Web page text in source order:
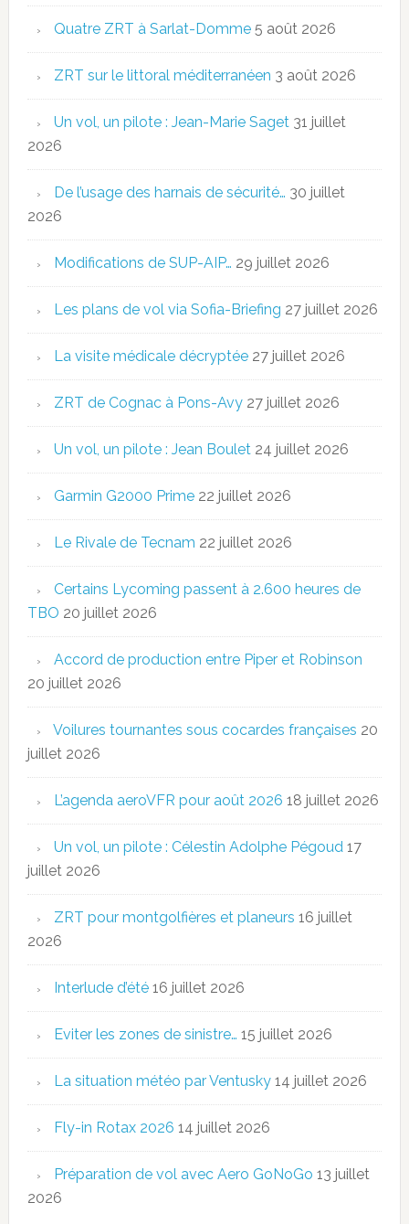
Quatre ZRT à Sarlat-Domme 5 août 2026
ZRT sur le littoral méditerranéen 3 août 2026
Un vol, un pilote : Jean-Marie Saget 31 juillet
2026
De l’usage des harnais de sécurité… 30 juillet
2026
Modifications de SUP-AIP… 29 juillet 2026
Les plans de vol via Sofia-Briefing 27 juillet 2026
La visite médicale décryptée 27 juillet 2026
ZRT de Cognac à Pons-Avy 27 juillet 2026
Un vol, un pilote : Jean Boulet 24 juillet 2026
Garmin G2000 Prime 22 juillet 2026
Le Rivale de Tecnam 22 juillet 2026
Certains Lycoming passent à 2.600 heures de
TBO 20 juillet 2026
Accord de production entre Piper et Robinson
20 juillet 2026
Voilures tournantes sous cocardes françaises 20
juillet 2026
L’agenda aeroVFR pour août 2026 18 juillet 2026
Un vol, un pilote : Célestin Adolphe Pégoud 17
juillet 2026
ZRT pour montgolfières et planeurs 16 juillet
2026
Interlude d’été 16 juillet 2026
Eviter les zones de sinistre… 15 juillet 2026
La situation météo par Ventusky 14 juillet 2026
Fly-in Rotax 2026 14 juillet 2026
Préparation de vol avec Aero GoNoGo 13 juillet
2026